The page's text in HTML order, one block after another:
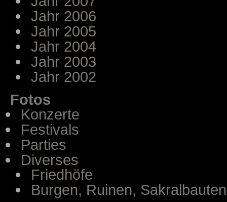
Jahr 2006
Jahr 2005
Jahr 2004
Jahr 2003
Jahr 2002
Fotos
Konzerte
Festivals
Parties
Diverses
Friedhöfe
Burgen, Ruinen, Sakralbauten